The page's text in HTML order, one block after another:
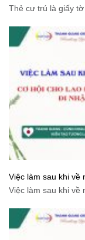
Thẻ cư trú là giấy
Việc làm sau khi về
Việc làm sau khi